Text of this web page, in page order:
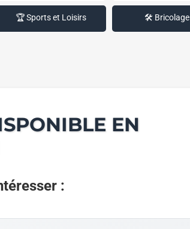
🏆 Sports et Loisirs 🛠️ Bricolage
EN
: